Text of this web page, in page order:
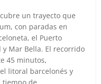
un trayecto que
con paradas en
el Puerto
y Mar Bella. El recorrido
45 minutos,
litoral barcelonés y